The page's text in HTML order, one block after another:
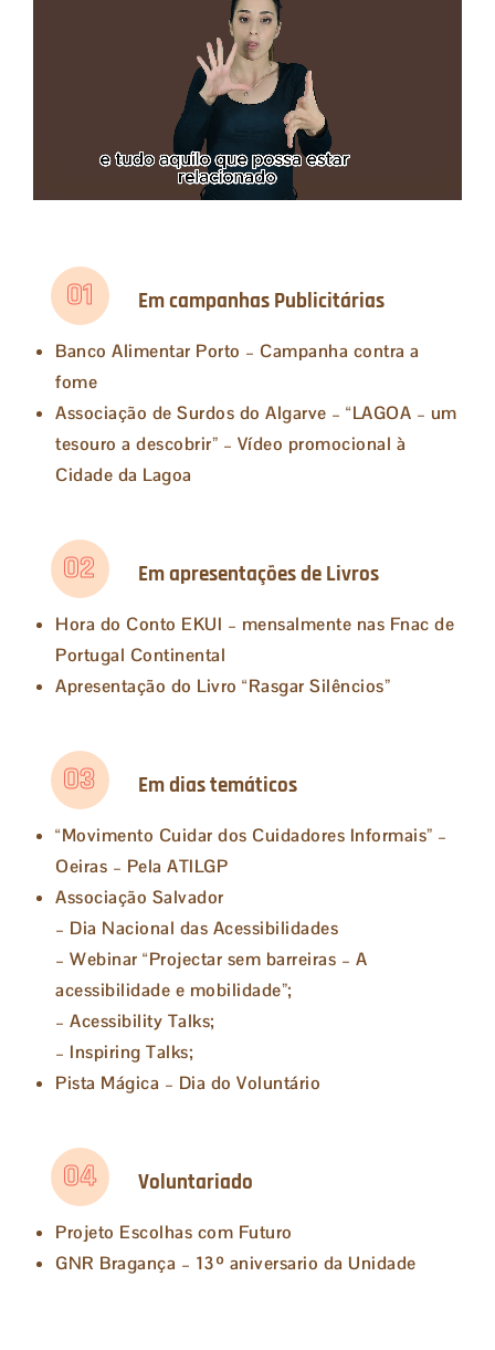
01 Em campanhas Publicitárias
Banco Alimentar Porto – Campanha contra a
fome
Associação de Surdos do Algarve – “LAGOA – um
tesouro a descobrir” – Vídeo promocional à
Cidade da Lagoa
02 Em apresentações de Livros
Hora do Conto EKUI – mensalmente nas Fnac de
Portugal Continental
Apresentação do Livro “Rasgar Silêncios”
03 Em dias temáticos
“Movimento Cuidar dos Cuidadores Informais” –
Oeiras – Pela ATILGP
Associação Salvador
– Dia Nacional das Acessibilidades
– Webinar “Projectar sem barreiras – A
acessibilidade e mobilidade”;
– Acessibility Talks;
– Inspiring Talks;
Pista Mágica – Dia do Voluntário
04 Voluntariado
Projeto Escolhas com Futuro
GNR Bragança – 13º aniversario da Unidade